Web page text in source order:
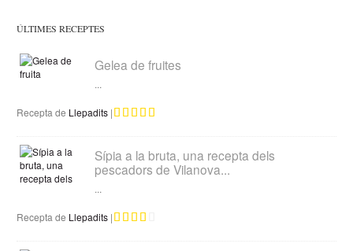
ÚLTIMES RECEPTES
Gelea de fruites
...
Recepta de Llepadits |
Sípia a la bruta, una recepta dels
pescadors de Vilanova...
...
Recepta de Llepadits |